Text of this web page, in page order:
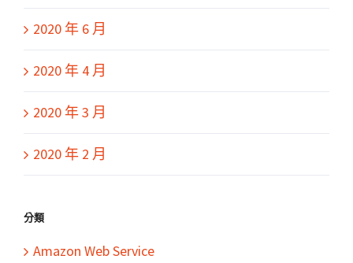
2020 年 6 月
2020 年 4 月
2020 年 3 月
2020 年 2 月
分類
Amazon Web Service